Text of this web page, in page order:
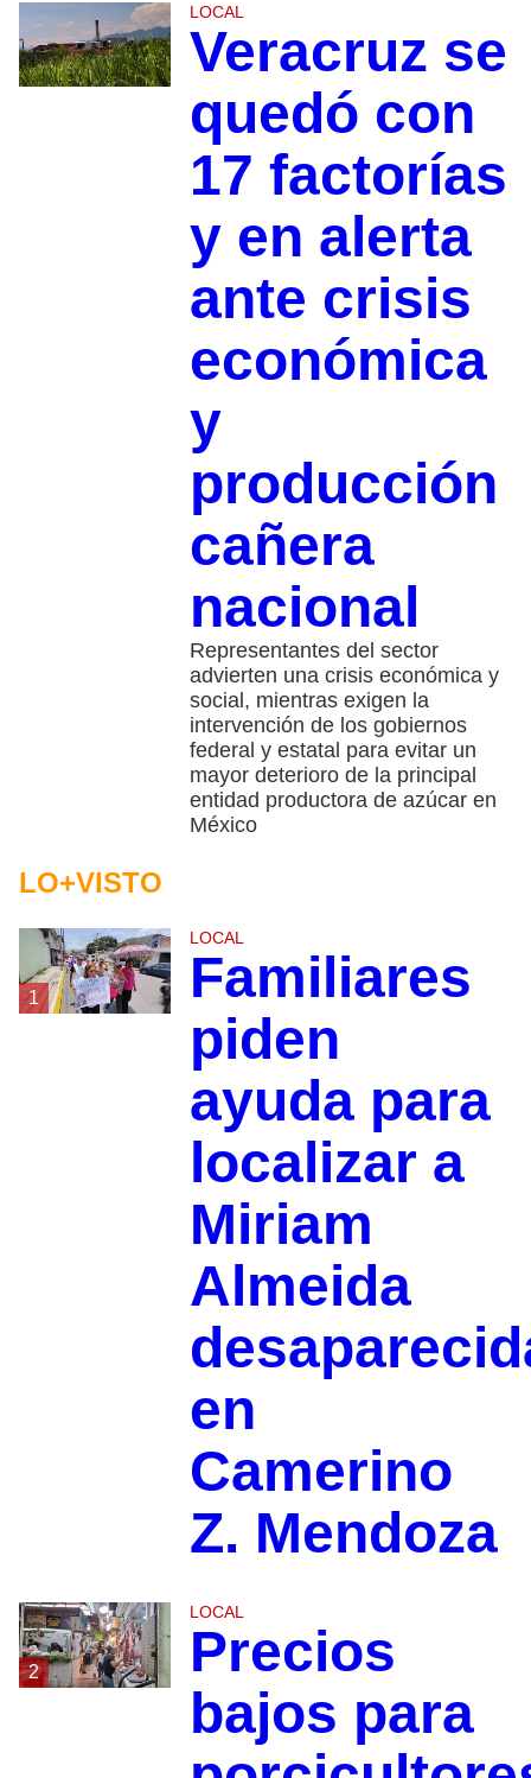
LOCAL
Veracruz se
quedó con
17 factorías
y en alerta
ante crisis
económica
y
producción
cañera
nacional
Representantes del sector
advierten una crisis económica y
social, mientras exigen la
intervención de los gobiernos
federal y estatal para evitar un
mayor deterioro de la principal
entidad productora de azúcar en
México
LO+VISTO
1
LOCAL
Familiares
piden
ayuda para
localizar a
Miriam
Almeida
en
Camerino
Z. Mendoza
2
LOCAL
Precios
bajos para